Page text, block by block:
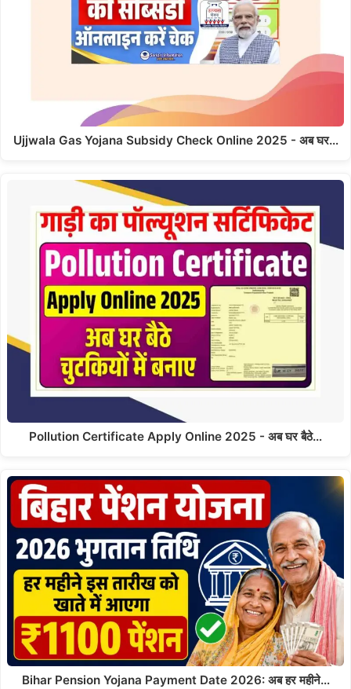
Ujjwala Gas Yojana Subsidy Check Online 2025 - अब घर…
Pollution Certificate Apply Online 2025 - अब घर बैठे…
Bihar Pension Yojana Payment Date 2026: अब हर महीने…